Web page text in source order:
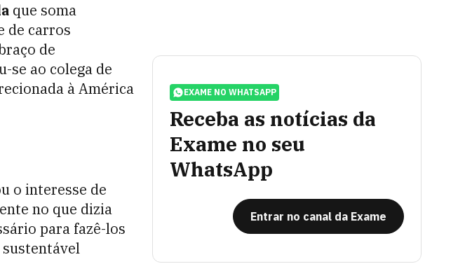
que soma
de carros
de
se ao colega de
à América
o interesse de
no que dizia
para fazê-los
EXAME NO WHATSAPP
Receba as notícias da
Exame no seu
WhatsApp
Entrar no canal da Exame